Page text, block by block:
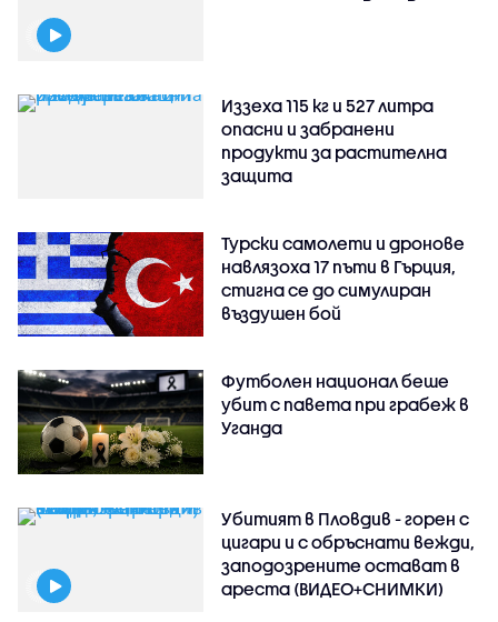
Иззеха 115 кг и 527 литра
опасни и забранени
продукти за растителна
защита
Турски самолети и дронове
навлязоха 17 пъти в Гърция,
стигна се до симулиран
въздушен бой
Футболен национал беше
убит с павета при грабеж в
Уганда
Убитият в Пловдив - горен с
цигари и с обръснати вежди,
заподозрените остават в
ареста (ВИДЕО+СНИМКИ)